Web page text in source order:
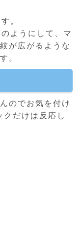
。
ようにして、マ
が広がるような
。
のでお気を付け
だけは反応し